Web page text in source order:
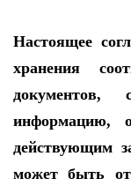
Настоящее
хранения
документов,
информацию,
действующим
может быть